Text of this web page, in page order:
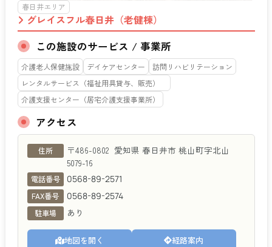
グレイスフル春日井（老健棟）
春日井エリア
この施設のサービス / 事業所
介護老人保健施設 デイケアセンター
訪問リハビリテーション
レンタルサービス（福祉用具貸与、販売）
介護支援センター（居宅介護支援事業所）
アクセス
グレイスフル春日井（老健棟）
住所 〒486-0802 愛知県 春日井市 桃山町字北山
5079-16
電話番号 0568-89-2571
FAX番号 0568-89-2574
駐車場 あり
地図を開く 経路案内